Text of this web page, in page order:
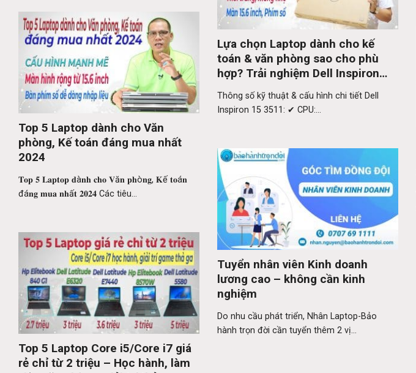
Lựa chọn Laptop dành cho kế
toán & văn phòng sao cho phù
hợp? Trải nghiệm Dell Inspiron
Thông số kỹ thuật & cấu hình chi tiết Dell
Inspiron 15 3511: ✔ CPU:...
Top 5 Laptop dành cho Văn
phòng, Kế toán đáng mua nhất
2024
𝐓𝐨𝐩 𝟓 𝐋𝐚𝐩𝐭𝐨𝐩 𝐝à𝐧𝐡 𝐜𝐡𝐨 𝐕ă𝐧 𝐩𝐡ò𝐧𝐠, 𝐊ế 𝐭𝐨á𝐧
đá𝐧𝐠 𝐦𝐮𝐚 𝐧𝐡ấ𝐭 𝟐𝟎𝟐𝟒 Các tiêu...
Tuyển nhân viên Kinh doanh
lương cao – không cần kinh
nghiệm
Do nhu cầu phát triển, Nhân Laptop-Bảo
hành trọn đời cần tuyển thêm 2 vị...
Top 5 Laptop Core i5/Core i7 giá
rẻ chỉ từ 2 triệu – Học hành, làm